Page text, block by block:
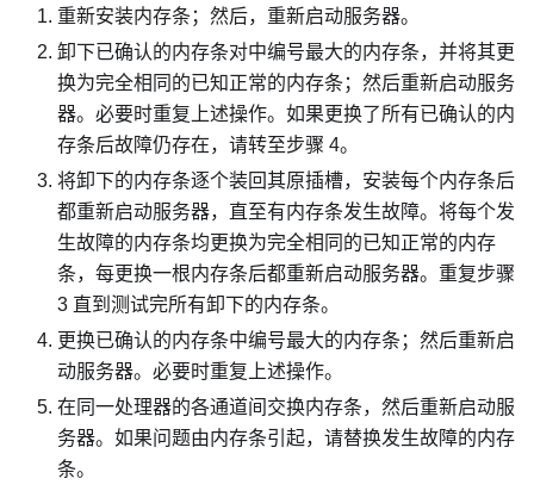
重新安装内存条；然后，重新启动服务器。
卸下已确认的内存条对中编号最大的内存条，并将其更
换为完全相同的已知正常的内存条；然后重新启动服务
器。必要时重复上述操作。如果更换了所有已确认的内
存条后故障仍存在，请转至步骤 4。
将卸下的内存条逐个装回其原插槽，安装每个内存条后
都重新启动服务器，直至有内存条发生故障。将每个发
生故障的内存条均更换为完全相同的已知正常的内存
条，每更换一根内存条后都重新启动服务器。重复步骤
3 直到测试完所有卸下的内存条。
更换已确认的内存条中编号最大的内存条；然后重新启
动服务器。必要时重复上述操作。
在同一处理器的各通道间交换内存条，然后重新启动服
务器。如果问题由内存条引起，请替换发生故障的内存
条。